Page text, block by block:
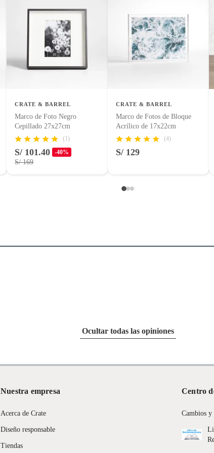
CRATE & BARREL
Marco de Foto Negro
Cepillado 27x27cm
(1)
S/ 101.40 -40%
S/ 169
CRATE & BARREL
Marco de Fotos de Bloque
Acrílico de 17x22cm
(4)
S/ 129
Ocultar todas las opiniones
Nuestra empresa
Acerca de Crate
Diseño responsable
Tiendas
Centro
Cambios y